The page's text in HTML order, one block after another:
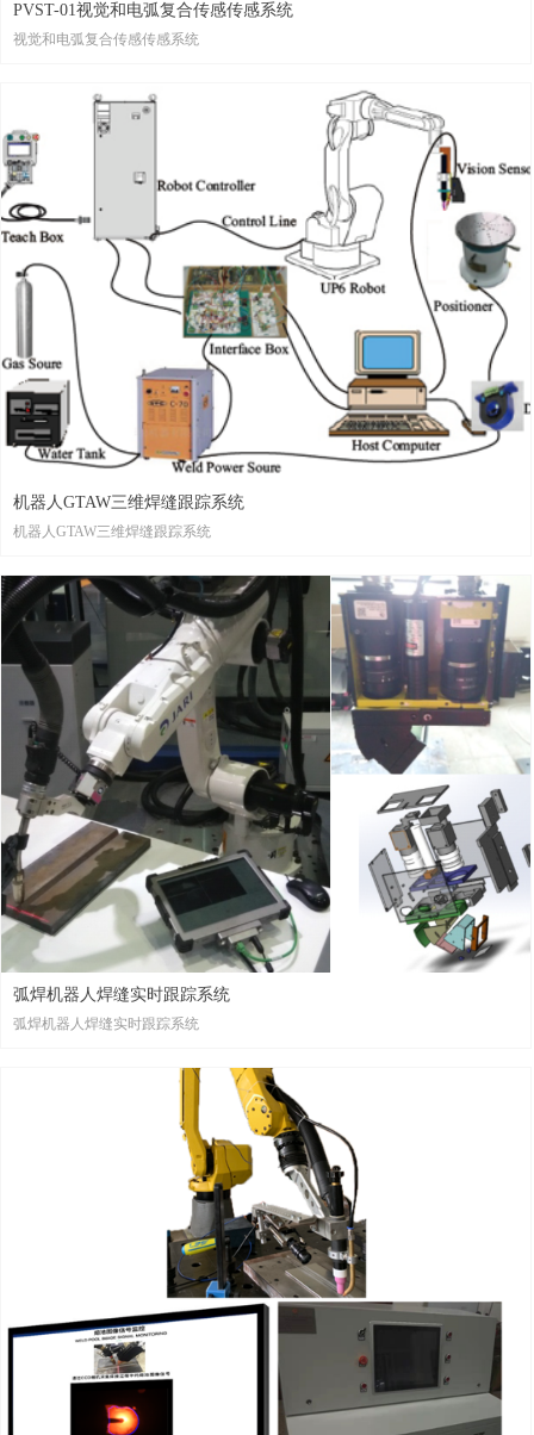
PVST-01视觉和电弧复合传感传感系统
视觉和电弧复合传感传感系统
机器人GTAW三维焊缝跟踪系统
机器人GTAW三维焊缝跟踪系统
弧焊机器人焊缝实时跟踪系统
弧焊机器人焊缝实时跟踪系统